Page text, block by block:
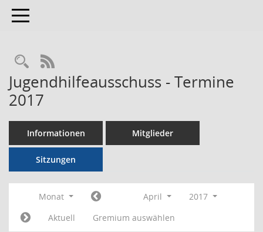
Toggle navigation
RSS-Feed
Jugendhilfeausschuss - Termine
2017
Informationen Mitglieder
Sitzungen
Monat April
2017
Aktuell
Gremium auswählen